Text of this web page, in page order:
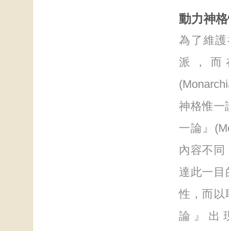
動力神
為了維
派，而
神格惟一
一論』
內容不
達此一目
性，而以
論』出